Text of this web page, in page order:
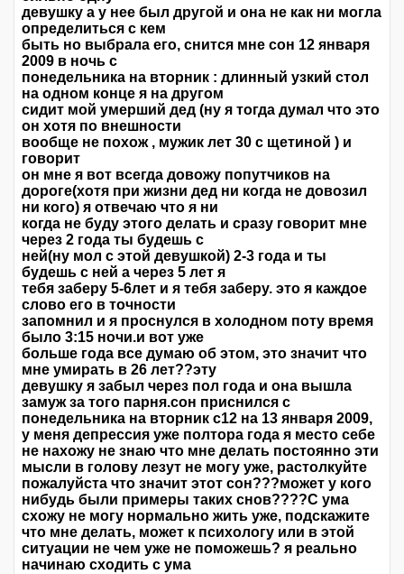
девушку а у нее был другой и она не как ни могла
определиться с кем
быть но выбрала его, снится мне сон 12 января
2009 в ночь с
понедельника на вторник : длинный узкий стол
на одном конце я на другом
сидит мой умерший дед (ну я тогда думал что это
он хотя по внешности
вообще не похож , мужик лет 30 с щетиной ) и
говорит
он мне я вот всегда довожу попутчиков на
дороге(хотя при жизни дед ни когда не довозил
ни кого) я отвечаю что я ни
когда не буду этого делать и сразу говорит мне
через 2 года ты будешь с
ней(ну мол с этой девушкой) 2-3 года и ты
будешь с ней а через 5 лет я
тебя заберу 5-6лет и я тебя заберу. это я каждое
слово его в точности
запомнил и я проснулся в холодном поту время
было 3:15 ночи.и вот уже
больше года все думаю об этом, это значит что
мне умирать в 26 лет??эту
девушку я забыл через пол года и она вышла
замуж за того парня.сон приснился с
понедельника на вторник с12 на 13 января 2009,
у меня депрессия уже полтора года я место себе
не нахожу не знаю что мне делать постоянно эти
мысли в голову лезут не могу уже, растолкуйте
пожалуйста что значит этот сон???может у кого
нибудь были примеры таких снов????С ума
схожу не могу нормально жить уже, подскажите
что мне делать, может к психологу или в этой
ситуации не чем уже не поможешь? я реально
начинаю сходить с ума